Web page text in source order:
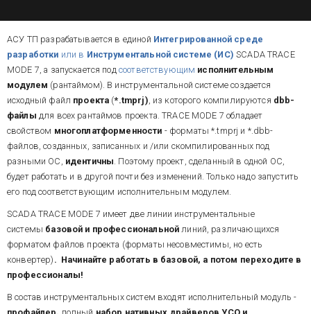
АСУ ТП разрабатывается в единой Интегрированной среде
разработки или в Инструментальной системе (ИС) SCADA TRACE
MODE 7, а запускается под соответствующим исполнительным
модулем (рантаймом). В инструментальной системе создается
исходный файл проекта (*.tmprj), из которого компилируются dbb-
файлы для всех рантаймов проекта. TRACE MODE 7 обладает
свойством многоплатформенности - форматы *.tmprj и *.dbb-
файлов, созданных, записанных и /или скомпилированных под
разными ОС, идентичны. Поэтому проект, сделанный в одной ОС,
будет работать и в другой почти без изменений. Только надо запустить
его под соответствующим исполнительным модулем.
SCADA TRACE MODE 7 имеет две линии инструментальные
системы базовой и профессиональнойлиний, различающихся
форматом файлов проекта (форматы несовместимы, но есть
конвертер) . Начинайте работать в базовой, а потом переходите в
профессионалы!
В состав инструментальных систем входят исполнительный модуль -